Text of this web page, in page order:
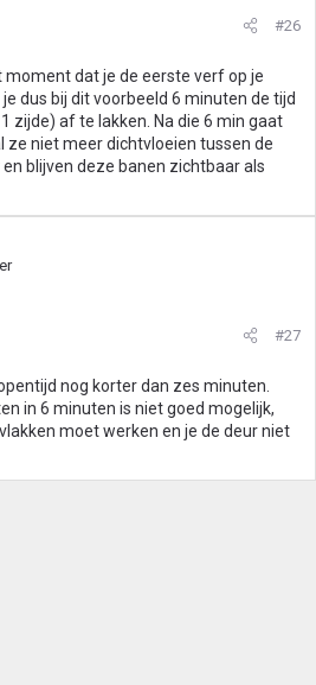
#26
moment dat je de eerste verf op je
dus bij dit voorbeeld 6 minuten de tijd
zijde) af te lakken. Na die 6 min gaat
ze niet meer dichtvloeien tussen de
blijven deze banen zichtbaar als
#27
nog korter dan zes minuten.
in 6 minuten is niet goed mogelijk,
moet werken en je de deur niet